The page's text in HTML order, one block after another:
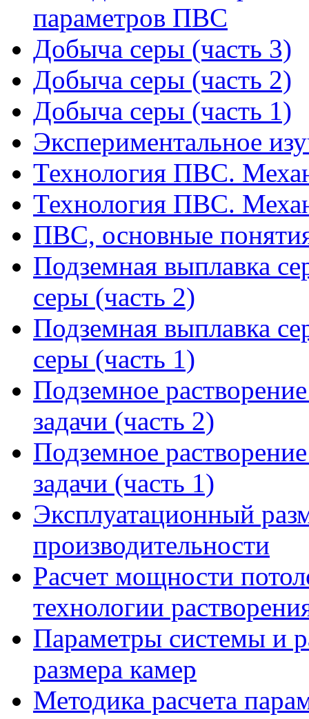
параметров ПВС
Добыча серы (часть 3)
Добыча серы (часть 2)
Добыча серы (часть 1)
Экспериментальное
Технология ПВС.
Технология ПВС.
ПВС, основные
Подземная выплавка
серы (часть 2)
Подземная выплавка
серы (часть 1)
Подземное
задачи (часть 2)
Подземное
задачи (часть 1)
Эксплуатационный
производительности
Расчет мощности
технологии
Параметры системы и
размера камер
Методика расчета